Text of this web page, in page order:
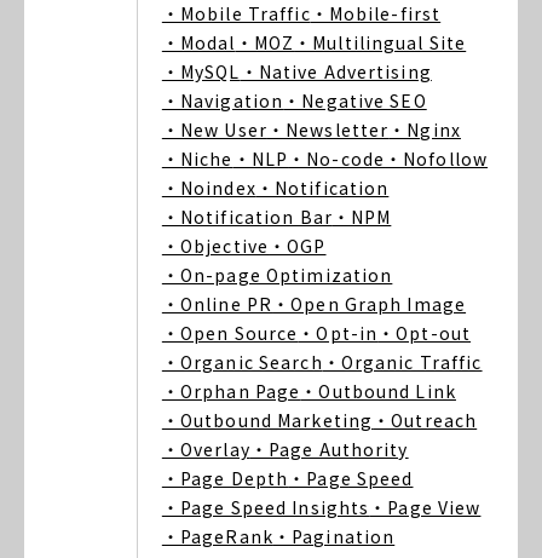
・Mobile Traffic ・Mobile-first
・Modal ・MOZ ・Multilingual Site
・MySQL ・Native Advertising
・Navigation ・Negative SEO
・New User ・Newsletter ・Nginx
・Niche ・NLP ・No-code ・Nofollow
・Noindex ・Notification
・Notification Bar ・NPM
・Objective ・OGP
・On-page Optimization
・Online PR ・Open Graph Image
・Open Source ・Opt-in ・Opt-out
・Organic Search ・Organic Traffic
・Orphan Page ・Outbound Link
・Outbound Marketing ・Outreach
・Overlay ・Page Authority
・Page Depth ・Page Speed
・Page Speed Insights ・Page View
・PageRank ・Pagination